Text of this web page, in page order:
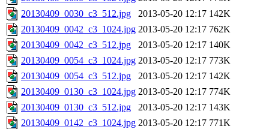
20130409_0030_c3_512.jpg
2013-05-20 12:17 142K
20130409_0042_c3_1024.jpg 2013-05-20 12:17 762K
20130409_0042_c3_512.jpg
2013-05-20 12:17 140K
20130409_0054_c3_1024.jpg 2013-05-20 12:17 773K
20130409_0054_c3_512.jpg
2013-05-20 12:17 142K
20130409_0130_c3_1024.jpg 2013-05-20 12:17 774K
20130409_0130_c3_512.jpg
2013-05-20 12:17 143K
20130409_0142_c3_1024.jpg 2013-05-20 12:17 771K